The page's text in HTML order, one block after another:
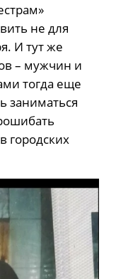
не для
И тут же
– мужчин и
тогда еще
заниматься
городских